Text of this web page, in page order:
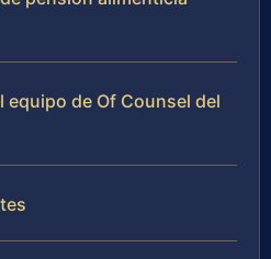
equipo de Of Counsel del